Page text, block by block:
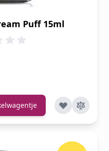
Puff 15ml